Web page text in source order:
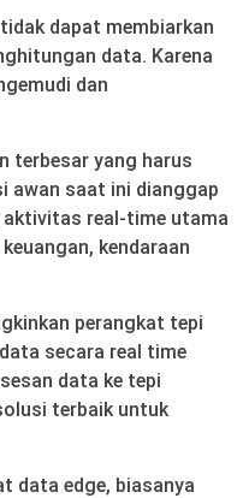
dapat membiarkan
data. Karena
dan
terbesar yang harus
awan saat ini dianggap
real-time utama
kendaraan
perangkat tepi
secara real time
data ke tepi
terbaik untuk
data edge, biasanya